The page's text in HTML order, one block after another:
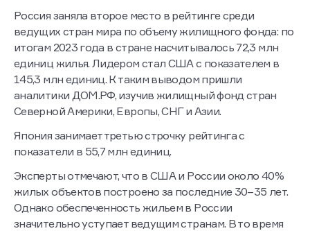
Россия заняла второе место в рейтинге среди
ведущих стран мира по объему жилищного фонда: по
итогам 2023 года в стране насчитывалось 72,3 млн
единиц жилья. Лидером стал США с показателем в
145,3 млн единиц. К таким выводом пришли
аналитики ДОМ.РФ, изучив жилищный фонд стран
Северной Америки, Европы, СНГ и Азии.
Япония занимает третью строчку рейтинга с
показатели в 55,7 млн единиц.
Эксперты отмечают, что в США и России около 40%
жилых объектов построено за последние 30–35 лет.
Однако обеспеченность жильем в России
значительно уступает ведущим странам. В то время